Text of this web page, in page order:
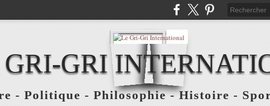
GRI
- Politique - Philosophie - Histoire -